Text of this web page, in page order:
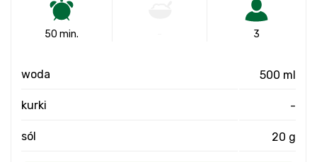
50 min. 3
woda 500 ml
kurki -
sól 20 g